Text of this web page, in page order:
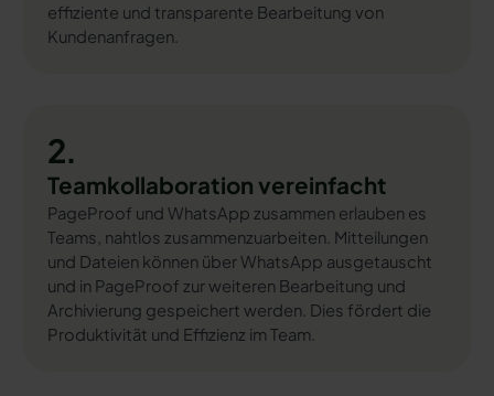
effiziente und transparente Bearbeitung von
Kundenanfragen.
2.
Teamkollaboration vereinfacht
PageProof und WhatsApp zusammen erlauben es
Teams, nahtlos zusammenzuarbeiten. Mitteilungen
und Dateien können über WhatsApp ausgetauscht
und in PageProof zur weiteren Bearbeitung und
Archivierung gespeichert werden. Dies fördert die
Produktivität und Effizienz im Team.